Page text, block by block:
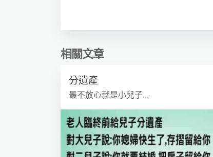
相關文章
分遺產
最不放心就是小兒子...